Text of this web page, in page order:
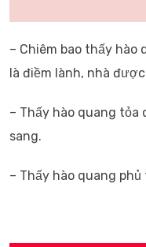
– Chiêm bao thấy
là điềm lành, nhà
– Thấy hào quang tỏa
sang.
– Thấy hào quang